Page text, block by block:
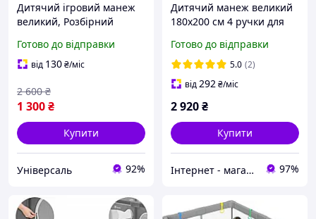
Дитячий ігровий манеж
великий, Розбірний
та міцним каркасом
Готово до відправки
від 130₴/міс
1 300₴
2 600 ₴
Купити
Універсаль 92%
Дитячий манеж великий
180х200 см 4 ручки для
Готово до відправки
5.0 (2)
від292₴/міс
2 920₴
Купити
Інтернет - магазин МАНДАРИНКА 97%